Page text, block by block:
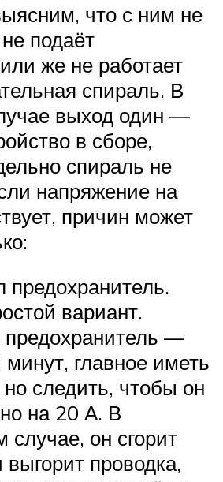
что с ним не
подаёт
же не работает
спираль. В
выход один —
в сборе,
спираль не
напряжение на
причин может
предохранитель.
вариант.
—
главное иметь
следить, чтобы он
на 20 А. В
случае, он сгорит
проводка,